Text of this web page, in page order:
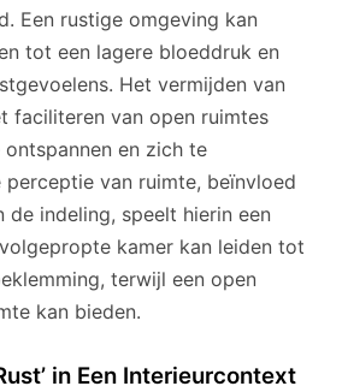
Een rustige omgeving kan
tot een lagere bloeddruk en
Het vermijden van
faciliteren van open ruimtes
en zich te
perceptie van ruimte, beïnvloed
de indeling, speelt hierin een
kamer kan leiden tot
terwijl een open
kan bieden.
in Een Interieurcontext